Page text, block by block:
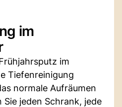
im
im
Tiefenreinigung
normale Aufräumen
Sie jeden Schrank, jede